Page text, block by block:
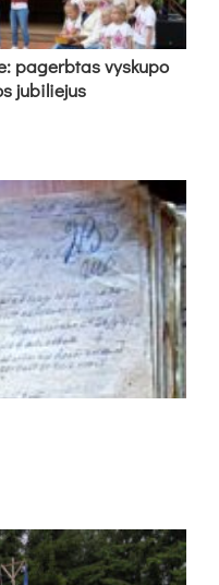
pa­gerb­tas vys­ku­po
ju­bi­lie­jus